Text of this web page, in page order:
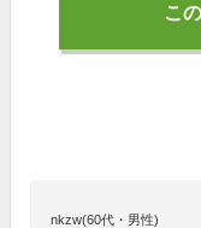
こ
nkzw(60代・男性)